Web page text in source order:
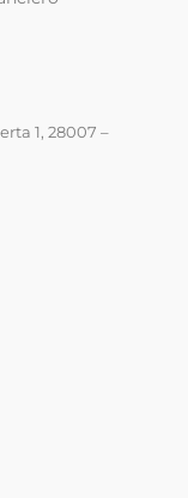
1, 28007 –